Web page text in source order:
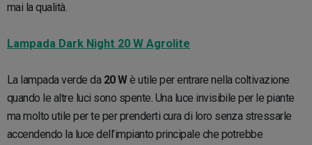
mai la qualità.
Lampada Dark Night 20 W Agrolite
La lampada verde da 20 Wè utile per entrare nella coltivazione
quando le altre luci sono spente. Una luce invisibile per le piante
ma molto utile per te per prenderti cura di loro senza stressarle
accendendo la luce dell’impianto principale che potrebbe